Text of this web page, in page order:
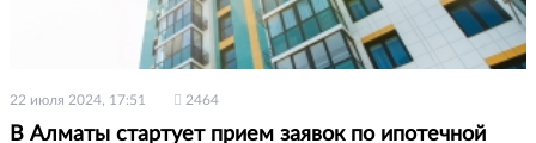
22 июля 2024, 17:51 2464
В Алматы стартует прием заявок по ипотечной